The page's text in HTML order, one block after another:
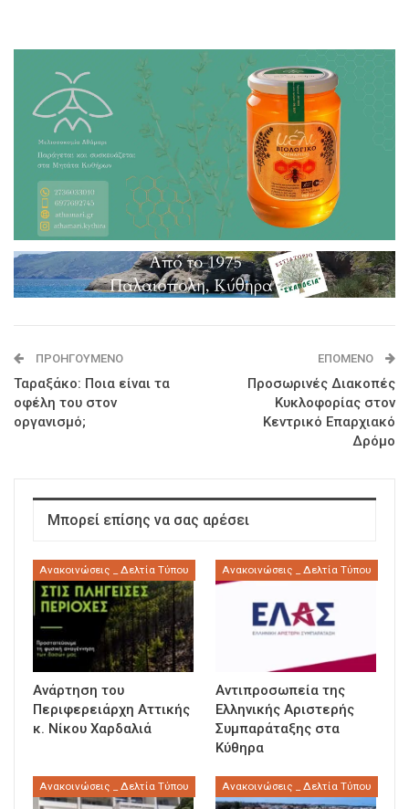
ΠΡΟΗΓΟΎΜΕΝΟ
Ταραξάκο: Ποια είναι τα
οφέλη του στον
οργανισμό;
ΕΠΌΜΕΝΟ
Προσωρινές Διακοπές
Κυκλοφορίας στον
Κεντρικό Επαρχιακό
Δρόμο
Μπορεί επίσης να σας αρέσει
Ανακοινώσεις _ Δελτία Τύπου
Ανάρτηση του
Περιφερειάρχη Αττικής
κ. Νίκου Χαρδαλιά
Ανακοινώσεις _ Δελτία Τύπου
Αντιπροσωπεία της
Ελληνικής Αριστερής
Συμπαράταξης στα
Κύθηρα
Ανακοινώσεις _ Δελτία Τύπου Ανακοινώσεις _ Δελτία Τύπου